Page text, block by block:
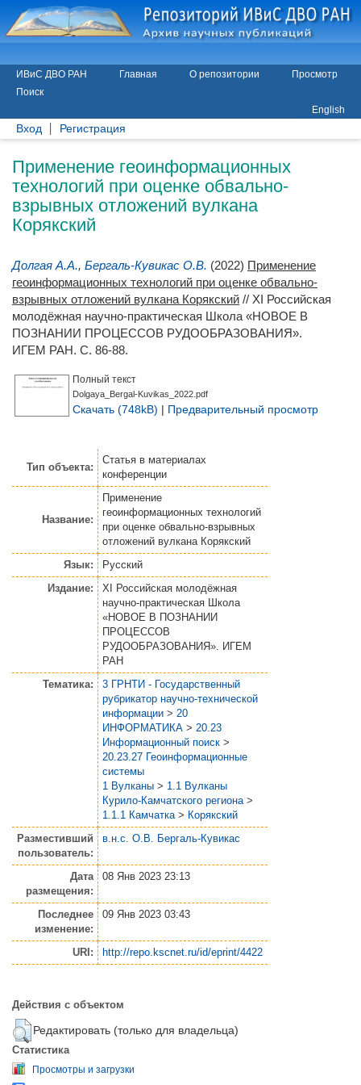
ИВиС ДВО РАН Главная О репозитории
Просмотр
Поиск
English
Вход Регистрация
Применение геоинформационных
технологий при оценке обвально-
взрывных отложений вулкана
Корякский
Долгая А.А., Бергаль-Кувикас О.В. (2022) Применение
геоинформационных технологий при оценке обвально-
взрывных отложений вулкана Корякский // XI Российская
молодёжная научно-практическая Школа «НОВОЕ В
ПОЗНАНИИ ПРОЦЕССОВ РУДООБРАЗОВАНИЯ».
ИГЕМ РАН. С. 86-88.
Полный текст
Dolgaya_Bergal-Kuvikas_2022.pdf
Скачать (748kB) | Предварительный просмотр
Тип объекта:
Статья в материалах
конференции
Название:
Применение
геоинформационных технологий
при оценке обвально-взрывных
отложений вулкана Корякский
Язык:
Русский
Издание:
XI Российская молодёжная
научно-практическая Школа
«НОВОЕ В ПОЗНАНИИ
ПРОЦЕССОВ
РУДООБРАЗОВАНИЯ». ИГЕМ
РАН
Тематика:
3 ГРНТИ - Государственный
рубрикатор научно-технической
информации > 20
ИНФОРМАТИКА > 20.23
Информационный поиск >
20.23.27 Геоинформационные
системы
1 Вулканы > 1.1 Вулканы
Курило-Камчатского региона >
1.1.1 Камчатка > Корякский
Разместивший
пользователь:
в.н.с. О.В. Бергаль-Кувикас
Дата
размещения:
08 Янв 2023 23:13
Последнее
изменение:
09 Янв 2023 03:43
URI: http://repo.kscnet.ru/id/eprint/4422
Действия с объектом
Редактировать (только для владельца)
Статистика
Просмотры и загрузки